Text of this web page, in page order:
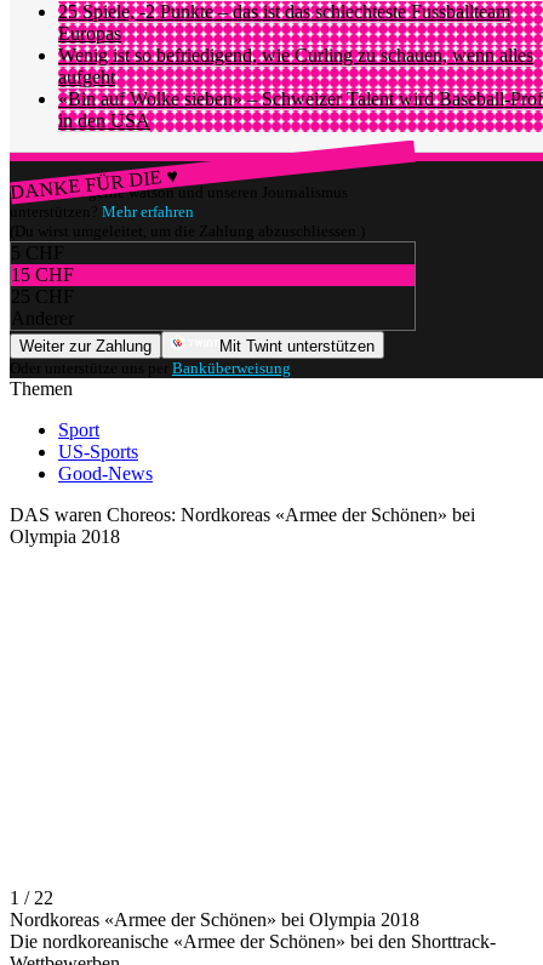
25 Spiele, -2 Punkte – das ist das schlechteste Fussballteam
Europas
Wenig ist so befriedigend, wie Curling zu schauen, wenn alles
aufgeht
«Bin auf Wolke sieben» – Schweizer Talent wird Baseball-
in den USA
DANKE FÜR DIE ♥
Würdest du gerne watson und unseren Journalismus
unterstützen? Mehr erfahren
(Du wirst umgeleitet, um die Zahlung abzuschliessen.)
5 CHF
15 CHF
25 CHF
Anderer
Weiter zur Zahlung
Mit Twint unterstützen
Oder unterstütze uns per Banküberweisung
Themen
Sport
US-Sports
Good-News
DAS waren Choreos: Nordkoreas «Armee der Schönen» bei
Olympia 2018
1 / 22
Nordkoreas «Armee der Schönen» bei Olympia 2018
Die nordkoreanische «Armee der Schönen» bei den Shorttrack-